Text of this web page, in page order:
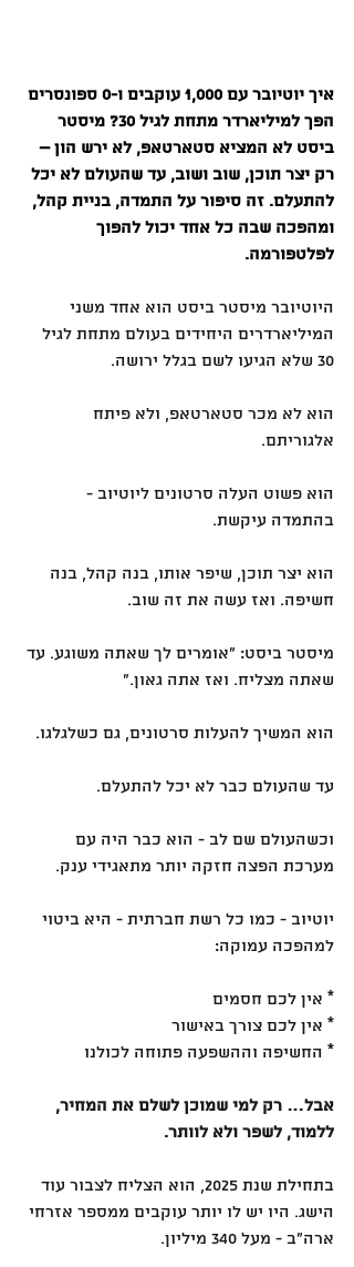
איך יוטיובר עם 1,000 עוקבים ו-0 ספונסרים
הפך למיליארדר מתחת לגיל 30? מיסטר
ביסט לא המציא סטארטאפ, לא ירש הון –
רק יצר תוכן, שוב ושוב, עד שהעולם לא יכל
להתעלם. זה סיפור על התמדה, בניית קהל,
ומהפכה שבה כל אחד יכול להפוך
לפלטפורמה.
היוטיובר מיסטר ביסט הוא אחד משני
המיליארדרים היחידים בעולם מתחת לגיל
30 שלא הגיעו לשם בגלל ירושה.
הוא לא מכר סטארטאפ, ולא פיתח
אלגוריתם.
הוא פשוט העלה סרטונים ליוטיוב -
בהתמדה עיקשת.
הוא יצר תוכן, שיפר אותו, בנה קהל, בנה
חשיפה. ואז עשה את זה שוב.
מיסטר ביסט: ״אומרים לך שאתה משוגע. עד
שאתה מצליח. ואז אתה גאון.״
הוא המשיך להעלות סרטונים, גם כשלגלגו.
עד שהעולם כבר לא יכל להתעלם.
וכשהעולם שם לב - הוא כבר היה עם
מערכת הפצה חזקה יותר מתאגידי ענק.
יוטיוב - כמו כל רשת חברתית - היא ביטוי
למהפכה עמוקה:
* אין לכם חסמים
* אין לכם צורך באישור
* החשיפה וההשפעה פתוחה לכולנו
אבל… רק למי שמוכן לשלם את המחיר,
ללמוד, לשפר ולא לוותר.
בתחילת שנת 2025, הוא הצליח לצבור עוד
הישג. היו יש לו יותר עוקבים ממספר אזרחי
ארה״ב - מעל 340 מיליון.